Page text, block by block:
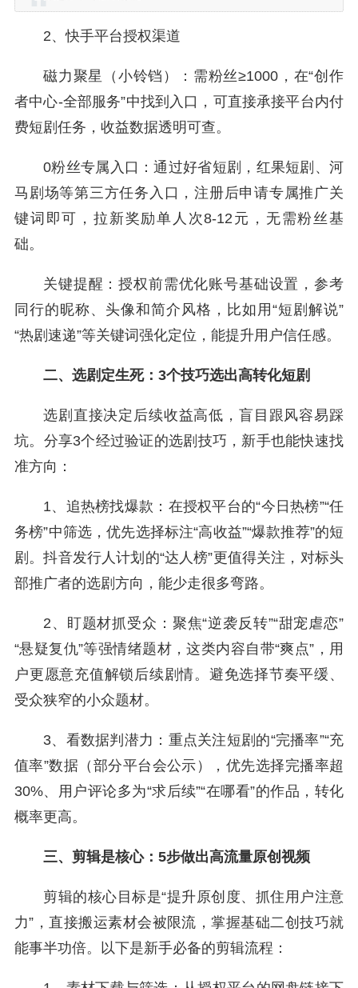
2、快手平台授权渠道
磁力聚星（小铃铛）：需粉丝≥1000，在“创作
者中心-全部服务”中找到入口，可直接承接平台内付
费短剧任务，收益数据透明可查。
0粉丝专属入口：通过好省短剧，红果短剧、河
马剧场等第三方任务入口，注册后申请专属推广关
键词即可，拉新奖励单人次8-12元，无需粉丝基
础。
关键提醒：授权前需优化账号基础设置，参考
同行的昵称、头像和简介风格，比如用“短剧解说”
“热剧速递”等关键词强化定位，能提升用户信任感。
二、选剧定生死：3个技巧选出高转化短剧
选剧直接决定后续收益高低，盲目跟风容易踩
坑。分享3个经过验证的选剧技巧，新手也能快速找
准方向：
1、追热榜找爆款：在授权平台的“今日热榜”“任
务榜”中筛选，优先选择标注“高收益”“爆款推荐”的短
剧。抖音发行人计划的“达人榜”更值得关注，对标头
部推广者的选剧方向，能少走很多弯路。
2、盯题材抓受众：聚焦“逆袭反转”“甜宠虐恋”
“悬疑复仇”等强情绪题材，这类内容自带“爽点”，用
户更愿意充值解锁后续剧情。避免选择节奏平缓、
受众狭窄的小众题材。
3、看数据判潜力：重点关注短剧的“完播率”“充
值率”数据（部分平台会公示），优先选择完播率超
30%、用户评论多为“求后续”“在哪看”的作品，转化
概率更高。
三、剪辑是核心：5步做出高流量原创视频
剪辑的核心目标是“提升原创度、抓住用户注意
力”，直接搬运素材会被限流，掌握基础二创技巧就
能事半功倍。以下是新手必备的剪辑流程：